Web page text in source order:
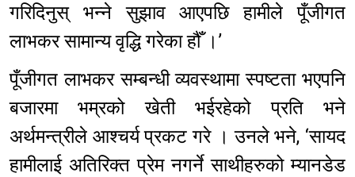
गरिदिनुस् भन्ने सुझाव आएपछि हामीले पूँजीगत
लाभकर सामान्य वृद्धि गरेका हौँ ।’
पूँजीगत लाभकर सम्बन्धी व्यवस्थामा स्पष्टता भएपनि
बजारमा भम्रको खेती भईरहेको प्रति भने
अर्थमन्त्रीले आश्चर्य प्रकट गरे । उनले भने, ‘सायद
हामीलाई अतिरिक्त प्रेम नगर्ने साथीहरुको म्यानडेड